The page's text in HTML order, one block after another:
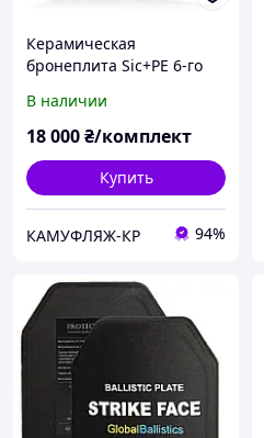
Керамическая
бронеплита Sic+PE 6-го
В наличии
18 000₴/комплект
Купить
КАМУФЛЯЖ-КР 94%